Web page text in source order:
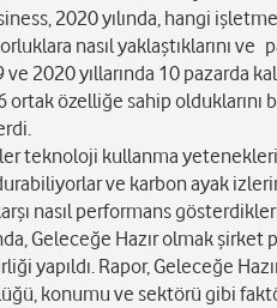
2020 yılında, hangi
nasıl yaklaştıklarını
ve 2020 yıllarında 10 pazarda
özelliğe sahip olduklarını
teknoloji kullanma
ve karbon ayak
nasıl performans
Geleceğe Hazır olmak şirket
yapıldı. Rapor, Geleceğe
konumu ve sektörü gibi